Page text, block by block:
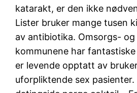
katarakt, er den ikke
Lister bruker mange tusen
av antibiotika. Omsorgs-
kommunene har
er levende opptatt av
uforpliktende sex